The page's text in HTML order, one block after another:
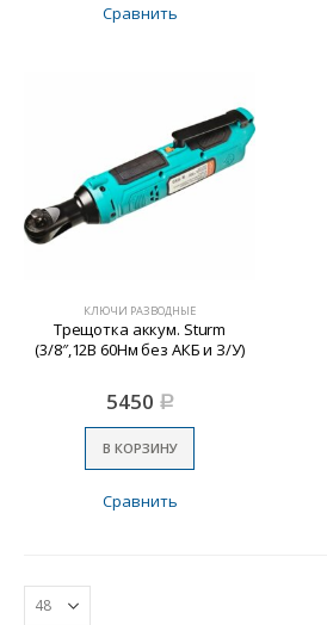
Сравнить
КЛЮЧИ РАЗВОДНЫЕ
Трещотка аккум. Sturm
(3/8″,12В 60Нм без АКБ и З/У)
5450 Р
В КОРЗИНУ
Сравнить